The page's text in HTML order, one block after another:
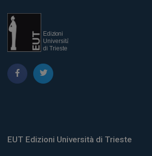
EUT Edizioni Università di Trieste